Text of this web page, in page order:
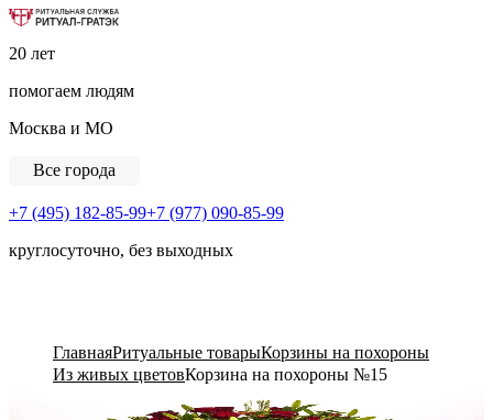
Ритуальная Служба «Ритуал-ГРАТЭК»
20 лет
помогаем людям
Москва и МО
Все города
+7 (495) 182-85-99+7 (977) 090-85-99
круглосуточно, без выходных
ГлавнаяРитуальные товарыКорзины на похороны
Из живых цветовКорзина на похороны №15